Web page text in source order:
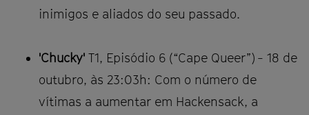
inimigos e aliados do seu passado.
'Chucky' T1, Episódio 6 (“Cape Queer”) - 18 de
outubro, às 23:03h: Com o número de
vítimas a aumentar em Hackensack, a